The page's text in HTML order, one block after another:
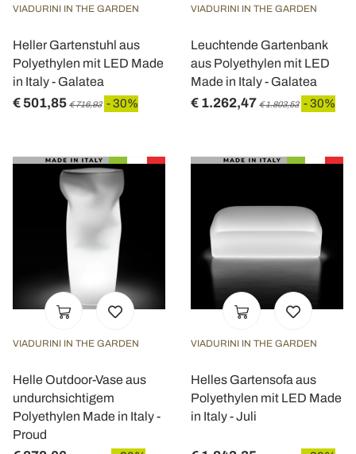
VIADURINI IN THE GARDEN
Heller Gartenstuhl aus
Polyethylen mit LED Made
in Italy - Galatea
€ 501,85 € 716,93 - 30%
VIADURINI IN THE GARDEN
Leuchtende Gartenbank
aus Polyethylen mit LED
Made in Italy - Galatea
€ 1.262,47 € 1.803,53 - 30%
VIADURINI IN THE GARDEN
Helle Outdoor-Vase aus
undurchsichtigem
Polyethylen Made in Italy -
Proud
VIADURINI IN THE GARDEN
Helles Gartensofa aus
Polyethylen mit LED Made
in Italy - Juli